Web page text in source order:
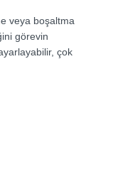
veya boşaltma
görevin
çok